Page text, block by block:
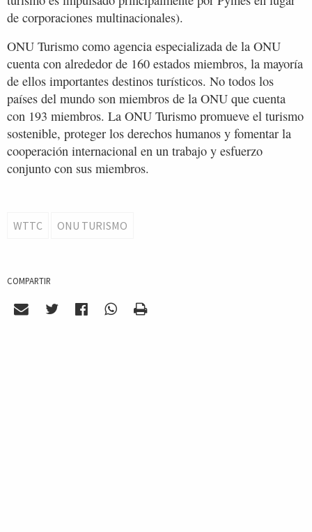
de corporaciones multinacionales).
ONU Turismo como agencia especializada de la ONU
cuenta con alrededor de 160 estados miembros, la mayoría
de ellos importantes destinos turísticos. No todos los
países del mundo son miembros de la ONU que cuenta
con 193 miembros. La ONU Turismo promueve el turismo
sostenible, proteger los derechos humanos y fomentar la
cooperación internacional en un trabajo y esfuerzo
conjunto con sus miembros.
WTTC ONU TURISMO
COMPARTIR